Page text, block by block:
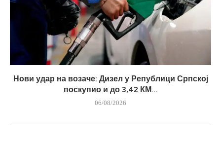
Нови удар на возаче: Дизел у Републици Српској
поскупио и до 3,42 КМ...
06/08/2026